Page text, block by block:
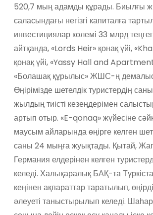
520,7 мың адамды құрады. Биылғы
саласындағы негізгі капиталға
инвестициялар көлемі 33 млрд
айтқанда, «Lords Heir» қонақ үйі,
қонақ үйі, «Yassy Hall and
«Болашақ құрылыс» ЖШС-ң
Өңірімізде шетелдік туристердің
жылдың тиісті кезеңдерімен
артып отыр. «E-qonaq» жүйесіне
маусым айларында өңірге келген
саны 24 мыңға жуықтады. Қытай,
Германия елдерінен келген
келеді. Халықаралық БАҚ-та
кеңінен ақпараттар таратылып,
әлеуеті таныстырылып келеді.